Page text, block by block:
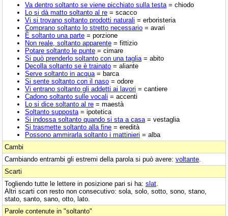
Va dentro soltanto se viene picchiato sulla testa = chiodo
Lo si dà matto soltanto al re = scacco
Vi si trovano soltanto prodotti naturali = erboristeria
Comprano soltanto lo stretto necessario = avari
È soltanto una parte = porzione
Non reale, soltanto apparente = fittizio
Potare soltanto le punte = cimare
Si può prenderlo soltanto con una taglia = abito
Decolla soltanto se è trainato = aliante
Serve soltanto in acqua = barca
Si sente soltanto con il naso = odore
Vi entrano soltanto gli addetti ai lavori = cantiere
Cadono soltanto sulle vocali = accenti
Lo si dice soltanto al re = maestà
Soltanto supposta = ipotetica
Si indossa soltanto quando si sta a casa = vestaglia
Si trasmette soltanto alla fine = eredità
Possono ammirarla soltanto i mattinieri = alba
Cambi
Cambiando entrambi gli estremi della parola si può avere: voltante
Scarti
Togliendo tutte le lettere in posizione pari si ha: slat
Altri scarti con resto non consecutivo: sola, solo, sotto, sono, stano,
stato, santo, sano, otto, lato.
Parole contenute in "soltanto"